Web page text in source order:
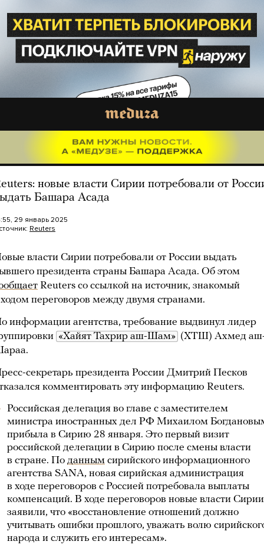
новые власти Сирии потребовали от
Башара Асада
29 январь 2025
Reuters
власти Сирии потребовали от России выдать
президента страны Башара Асада. Об этом
Reuters со ссылкой на источник, знакомый
переговоров между двумя странами.
информации агентства, требование выдвинул лидер
«Хайят Тахрир аш-Шам» (ХТШ) Ахмед
секретарь президента России Дмитрий Песков
комментировать эту информацию Reuters.
Российская делегация во главе с заместителем
министра иностранных дел РФ Михаилом
прибыла в Сирию 28 января. Это первый визит
российской делегации в Сирию после смены власти
в стране. По данным сирийского информационного
агентства SANA, новая сирийская администрация
в ходе переговоров с Россией потребовала выплаты
компенсаций. В ходе переговоров новые власти Сирии
заявили, что «восстановление отношений должно
учитывать ошибки прошлого, уважать волю
народа и служить его интересам».